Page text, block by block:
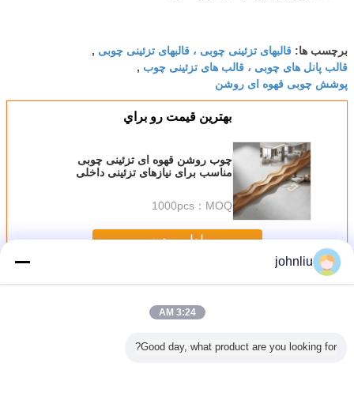
برچسب ها: قالبهای تزئینی چوبی ، قالبهای تزئینی چوبی ,
قالب پانل های چوبی ، قالب های تزئینی چوب ,
پوشش چوبی قهوه ای روشن
بهترين قيمت رو براي
چوب روشن قهوه ای تزئینی چوبی
مناسب برای نیازهای تزئینی داخلی
MOQ：
1000pcs
ادامه هید
بیشقالبهای تزئینی چوبی
johnliu
3:24 AM
Good day, what product are you looking for?